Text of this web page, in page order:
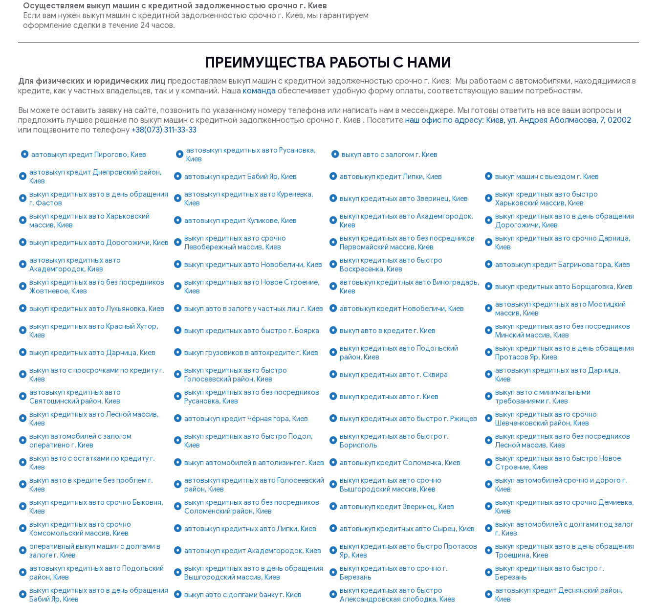
Осуществляем выкуп машин с кредитной задолженностью срочно г. Киев
Если вам нужен выкуп машин с кредитной задолженностью срочно г. Киев, мы гарантируем
оформление сделки в течение 24 часов.
ПРЕИМУЩЕСТВА РАБОТЫ С НАМИ
Для физических и юридических лиц предоставляем выкуп машин с кредитной задолженностью срочно г. Киев: Мы работаем с автомобилями, находящимися в
кредите, как у частных владельцев, так и у компаний. Наша команда обеспечивает удобную форму оплаты, соответствующую вашим потребностям.
Вы можете оставить заявку на сайте, позвонить по указанному номеру телефона или написать нам в мессенджере. Мы готовы ответить на все ваши вопросы и
предложить лучшее решение по выкуп машин с кредитной задолженностью срочно г. Киев . Посетите наш офис по адресу: Киев, ул. Андрея Аболмасова, 7, 02002
или пощзвоните по телефону +38(073) 311-33-33
автовыкуп кредит Пирогово, Киев
автовыкуп кредитных авто Русановка,
Киев
выкуп авто с залогом г. Киев
автовыкуп кредит Днепровский район,
Киев
автовыкуп кредит Бабий Яр, Киев автовыкуп кредит Липки, Киев
выкуп машин с выездом г. Киев
выкуп кредитных авто в день обращения
г. Фастов
автовыкуп кредитных авто Куреневка,
Киев
выкуп кредитных авто Зверинец, Киев
выкуп кредитных авто быстро
Харьковский массив, Киев
выкуп кредитных авто Харьковский
массив, Киев
автовыкуп кредит Куликове, Киев
выкуп кредитных авто Академгородок,
Киев
выкуп кредитных авто в день обращения
Дорогожичи, Киев
выкуп кредитных авто Дорогожичи, Киев
выкуп кредитных авто срочно
Левобережный массив, Киев
выкуп кредитных авто без посредников
Первомайский массив, Киев
выкуп кредитных авто срочно Дарница,
Киев
автовыкуп кредитных авто
Академгородок, Киев
выкуп кредитных авто Новобеличи, Киев
выкуп кредитных авто быстро
Воскресенка, Киев
автовыкуп кредит Багринова гора, Киев
выкуп кредитных авто без посредников
Жовтневое, Киев
выкуп кредитных авто Новое Строение,
Киев
автовыкуп кредитных авто Виноградарь,
Киев
выкуп кредитных авто Борщаговка, Киев
выкуп кредитных авто Лукьяновка, Киев выкуп авто в залоге у частных лиц г. Киев автовыкуп кредит Новобеличи, Киев
автовыкуп кредитных авто Мостицкий
массив, Киев
выкуп кредитных авто Красный Хутор,
Киев
выкуп кредитных авто быстро г. Боярка выкуп авто в кредите г. Киев
выкуп кредитных авто без посредников
Минский массив, Киев
выкуп кредитных авто Дарница, Киев
выкуп грузовиков в автокредите г. Киев
выкуп кредитных авто Подольский
район, Киев
выкуп кредитных авто в день обращения
Протасов Яр, Киев
выкуп авто с просрочками по кредиту г.
Киев
выкуп кредитных авто быстро
Голосеевский район, Киев
выкуп кредитных авто г. Сквира
автовыкуп кредитных авто Дарница,
Киев
автовыкуп кредитных авто
Святошинский район, Киев
выкуп кредитных авто без посредников
Русановка, Киев
выкуп кредитных авто г. Киев
выкуп авто с минимальными
требованиями г. Киев
выкуп кредитных авто Лесной массив,
Киев
автовыкуп кредит Чёрная гора, Киев выкуп кредитных авто быстро г. Ржищев
выкуп кредитных авто срочно
Шевченковский район, Киев
выкуп автомобилей с залогом
оперативно г. Киев
выкуп кредитных авто быстро Подол,
Киев
выкуп кредитных авто быстро г.
Борисполь
выкуп кредитных авто без посредников
Лесной массив, Киев
выкуп авто с остатками по кредиту г.
Киев
выкуп автомобилей в автолизинге г. Киев автовыкуп кредит Соломенка, Киев
выкуп кредитных авто быстро Новое
Строение, Киев
выкуп авто в кредите без проблем г.
Киев
автовыкуп кредитных авто Голосеевский
район, Киев
выкуп кредитных авто срочно
Вышгородский массив, Киев
выкуп автомобилей срочно и дорого г.
Киев
выкуп кредитных авто срочно Быковня,
Киев
выкуп кредитных авто без посредников
Соломенский район, Киев
автовыкуп кредит Зверинец, Киев
выкуп кредитных авто срочно Демиевка,
Киев
выкуп кредитных авто срочно
Комсомольский массив, Киев
автовыкуп кредитных авто Липки, Киев автовыкуп кредитных авто Сырец, Киев
выкуп автомобилей с долгами под залог
г. Киев
оперативный выкуп машин с долгами в
залоге г. Киев
автовыкуп кредит Академгородок, Киев
выкуп кредитных авто быстро Протасов
Яр, Киев
выкуп кредитных авто в день обращения
Троещина, Киев
автовыкуп кредитных авто Подольский
район, Киев
выкуп кредитных авто в день обращения
Вышгородский массив, Киев
выкуп кредитных авто срочно г.
Березань
выкуп кредитных авто быстро г.
Березань
выкуп кредитных авто в день обращения
Бабий Яр, Киев
выкуп авто с долгами банку г. Киев
выкуп кредитных авто быстро
Александровская слободка, Киев
автовыкуп кредит Деснянский район,
Киев